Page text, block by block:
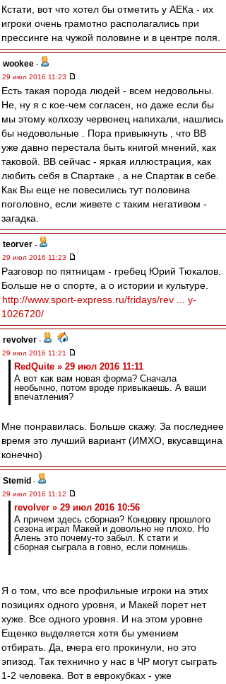
Кстати, вот что хотел бы отметить у АЕКа - их
игроки очень грамотно располагались при
прессинге на чужой половине и в центре поля.
wookee -
29 июл 2016 11:23
Есть такая порода людей - всем недовольны.
Не, ну я с кое-чем согласен, но даже если бы
мы этому колхозу червонец напихали, нашлись
бы недовольные . Пора привыкнуть , что ВВ
уже давно перестала быть книгой мнений, как
таковой. ВВ сейчас - яркая иллюстрация, как
любить себя в Спартаке , а не Спартак в себе.
Как Вы еще не повесились тут половина
поголовно, если живете с таким негативом -
загадка.
teorver -
29 июл 2016 11:23
Разговор по пятницам - гребец Юрий Тюкалов.
Больше не о спорте, а о истории и культуре.
http://www.sport-express.ru/fridays/rev ... y-
1026720/
revolver -
29 июл 2016 11:21
RedQuite » 29 июл 2016 11:11
А вот как вам новая форма? Сначала
необычно, потом вроде привыкаешь. А ваши
впечатления?
Мне понравилась. Больше скажу. За последнее
время это лучший вариант (ИМХО, вкусавщина
конечно)
Stemid -
29 июл 2016 11:12
revolver » 29 июл 2016 10:56
А причем здесь сборная? Концовку прошлого
сезона играл Макей и довольно не плохо. Но
Алень это почему-то забыл. К стати и
сборная сыграла в говно, если помнишь.
Я о том, что все профильные игроки на этих
позициях одного уровня, и Макей порет нет
хуже. Все одного уровня. И на этом уровне
Ещенко выделяется хотя бы умением
отбирать. Да, вчера его прокинули, но это
эпизод. Так технично у нас в ЧР могут сыграть
1-2 человека. Вот в еврокубках - уже